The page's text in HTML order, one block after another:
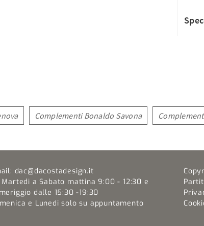
Complementi Bonaldo Savona
dac@dacostadesign.it
Martedi a Sabato mattina 9:00 - 12:30 e
dalle 15:30 -19:30
e Lunedi solo su appuntamento